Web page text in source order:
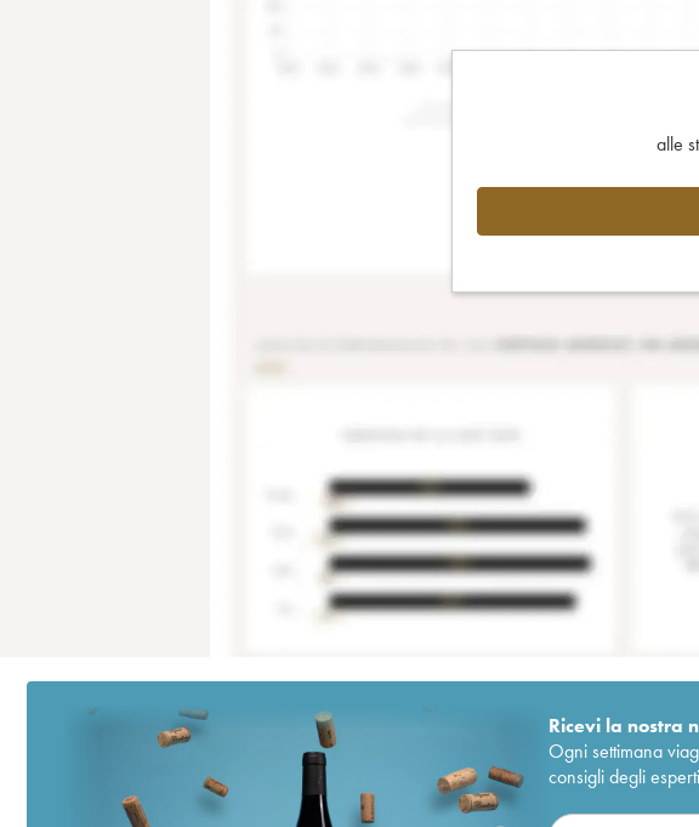
alle
Ricevi la nostra
Ogni settimana
consigli degli